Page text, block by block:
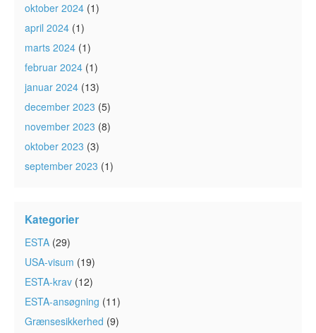
oktober 2024 (1)
april 2024 (1)
marts 2024 (1)
februar 2024 (1)
januar 2024 (13)
december 2023 (5)
november 2023 (8)
oktober 2023 (3)
september 2023 (1)
Kategorier
ESTA (29)
USA-visum (19)
ESTA-krav (12)
ESTA-ansøgning (11)
Grænsesikkerhed (9)